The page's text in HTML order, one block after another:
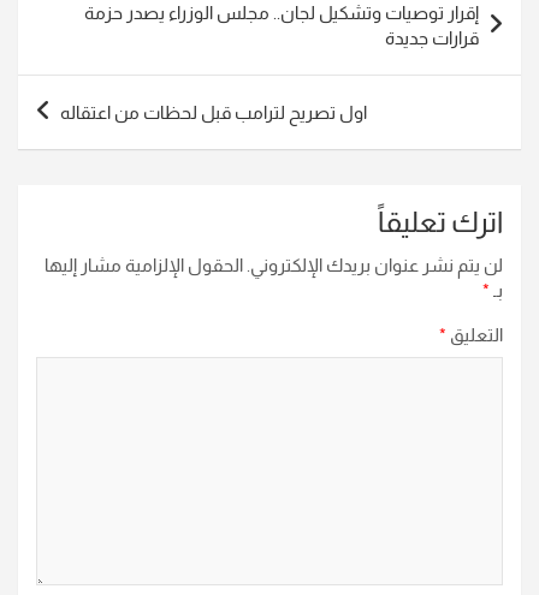
المقالات
إقرار توصيات وتشكيل لجان.. مجلس الوزراء يصدر حزمة
قرارات جديدة
اول تصريح لترامب قبل لحظات من اعتقاله
اترك تعليقاً
لن يتم نشر عنوان بريدك الإلكتروني. الحقول الإلزامية مشار إليها
بـ *
التعليق *